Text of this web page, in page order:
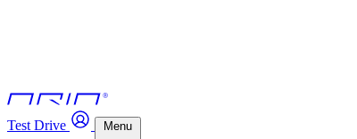
Test Drive Menu